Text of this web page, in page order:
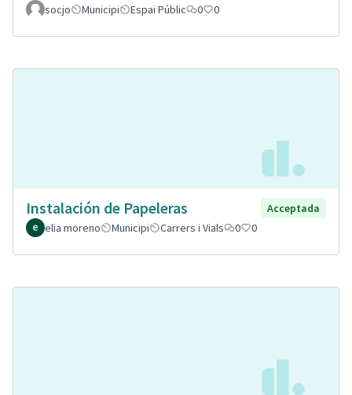
socjo
Municipi Espai Públic 0 0
Instalación de Papeleras
Acceptada
elia moreno
Municipi Carrers i Vials 0 0